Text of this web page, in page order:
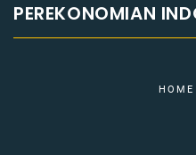
PEREKONOMIAN
HOME